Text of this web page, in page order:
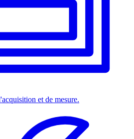
et de mesure.